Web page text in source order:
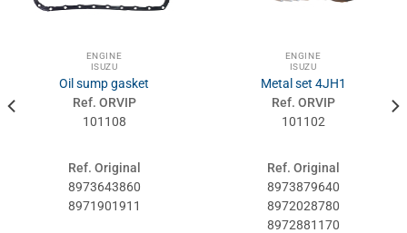
ENGINE
ISUZU
Oil sump gasket
Ref. ORVIP
101108
Ref. Original
8973643860
8971901911
ENGINE
ISUZU
Metal set 4JH1
Ref. ORVIP
101102
Ref. Original
8973879640
8972028780
8972881170